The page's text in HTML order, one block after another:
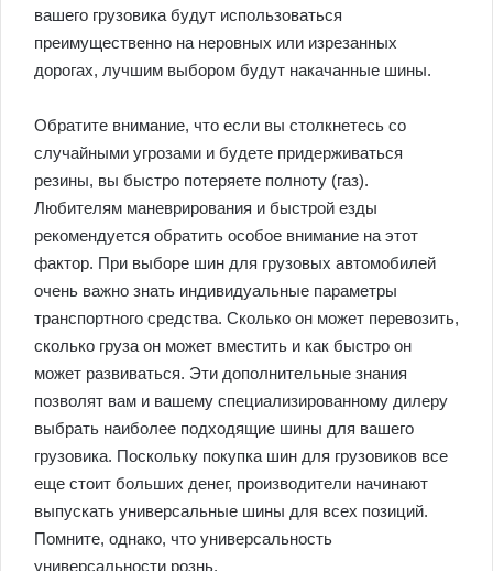
вашего грузовика будут использоваться
преимущественно на неровных или изрезанных
дорогах, лучшим выбором будут накачанные шины.
Обратите внимание, что если вы столкнетесь со
случайными угрозами и будете придерживаться
резины, вы быстро потеряете полноту (газ).
Любителям маневрирования и быстрой езды
рекомендуется обратить особое внимание на этот
фактор. При выборе шин для грузовых автомобилей
очень важно знать индивидуальные параметры
транспортного средства. Сколько он может перевозить,
сколько груза он может вместить и как быстро он
может развиваться. Эти дополнительные знания
позволят вам и вашему специализированному дилеру
выбрать наиболее подходящие шины для вашего
грузовика. Поскольку покупка шин для грузовиков все
еще стоит больших денег, производители начинают
выпускать универсальные шины для всех позиций.
Помните, однако, что универсальность
универсальности рознь.